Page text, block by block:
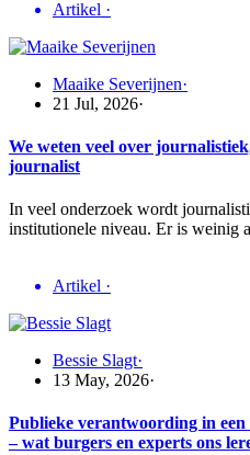
Artikel ·
Maaike Severijnen·
21 Jul, 2026·
We weten veel over
journalist
In veel onderzoek wordt
institutionele niveau. Er is weinig
Artikel ·
Bessie Slagt·
13 May, 2026·
Publieke verantwoording in
– wat burgers en experts ons